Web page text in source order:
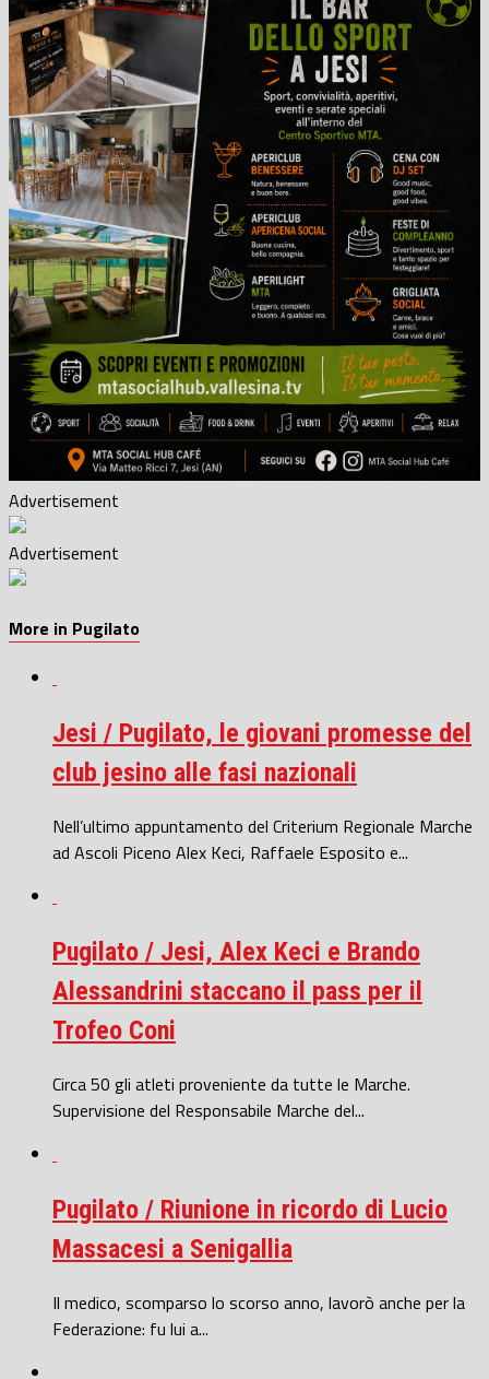
Advertisement
Advertisement
More in Pugilato
Jesi / Pugilato, le giovani promesse del
club jesino alle fasi nazionali
Nell’ultimo appuntamento del Criterium Regionale Marche
ad Ascoli Piceno Alex Keci, Raffaele Esposito e...
Pugilato / Jesi, Alex Keci e Brando
Alessandrini staccano il pass per il
Trofeo Coni
Circa 50 gli atleti proveniente da tutte le Marche.
Supervisione del Responsabile Marche del...
Pugilato / Riunione in ricordo di Lucio
Massacesi a Senigallia
Il medico, scomparso lo scorso anno, lavorò anche per la
Federazione: fu lui a...